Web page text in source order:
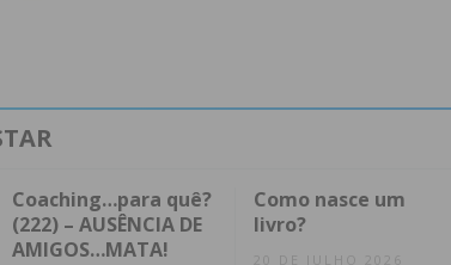
Coaching…para quê?
(222) – AUSÊNCIA DE
AMIGOS…MATA!
Como nasce um
livro?